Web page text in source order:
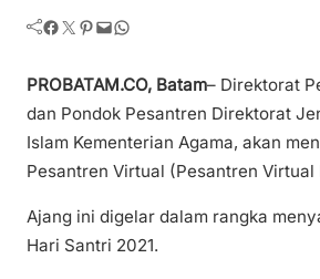
Facebook Twitter Pinterest Mail WhatsApp
PROBATAM.CO, Batam– Direktorat
dan Pondok Pesantren Direktorat
Islam Kementerian Agama, akan
Pesantren Virtual (Pesantren Virtual
Ajang ini digelar dalam rangka
Hari Santri 2021.